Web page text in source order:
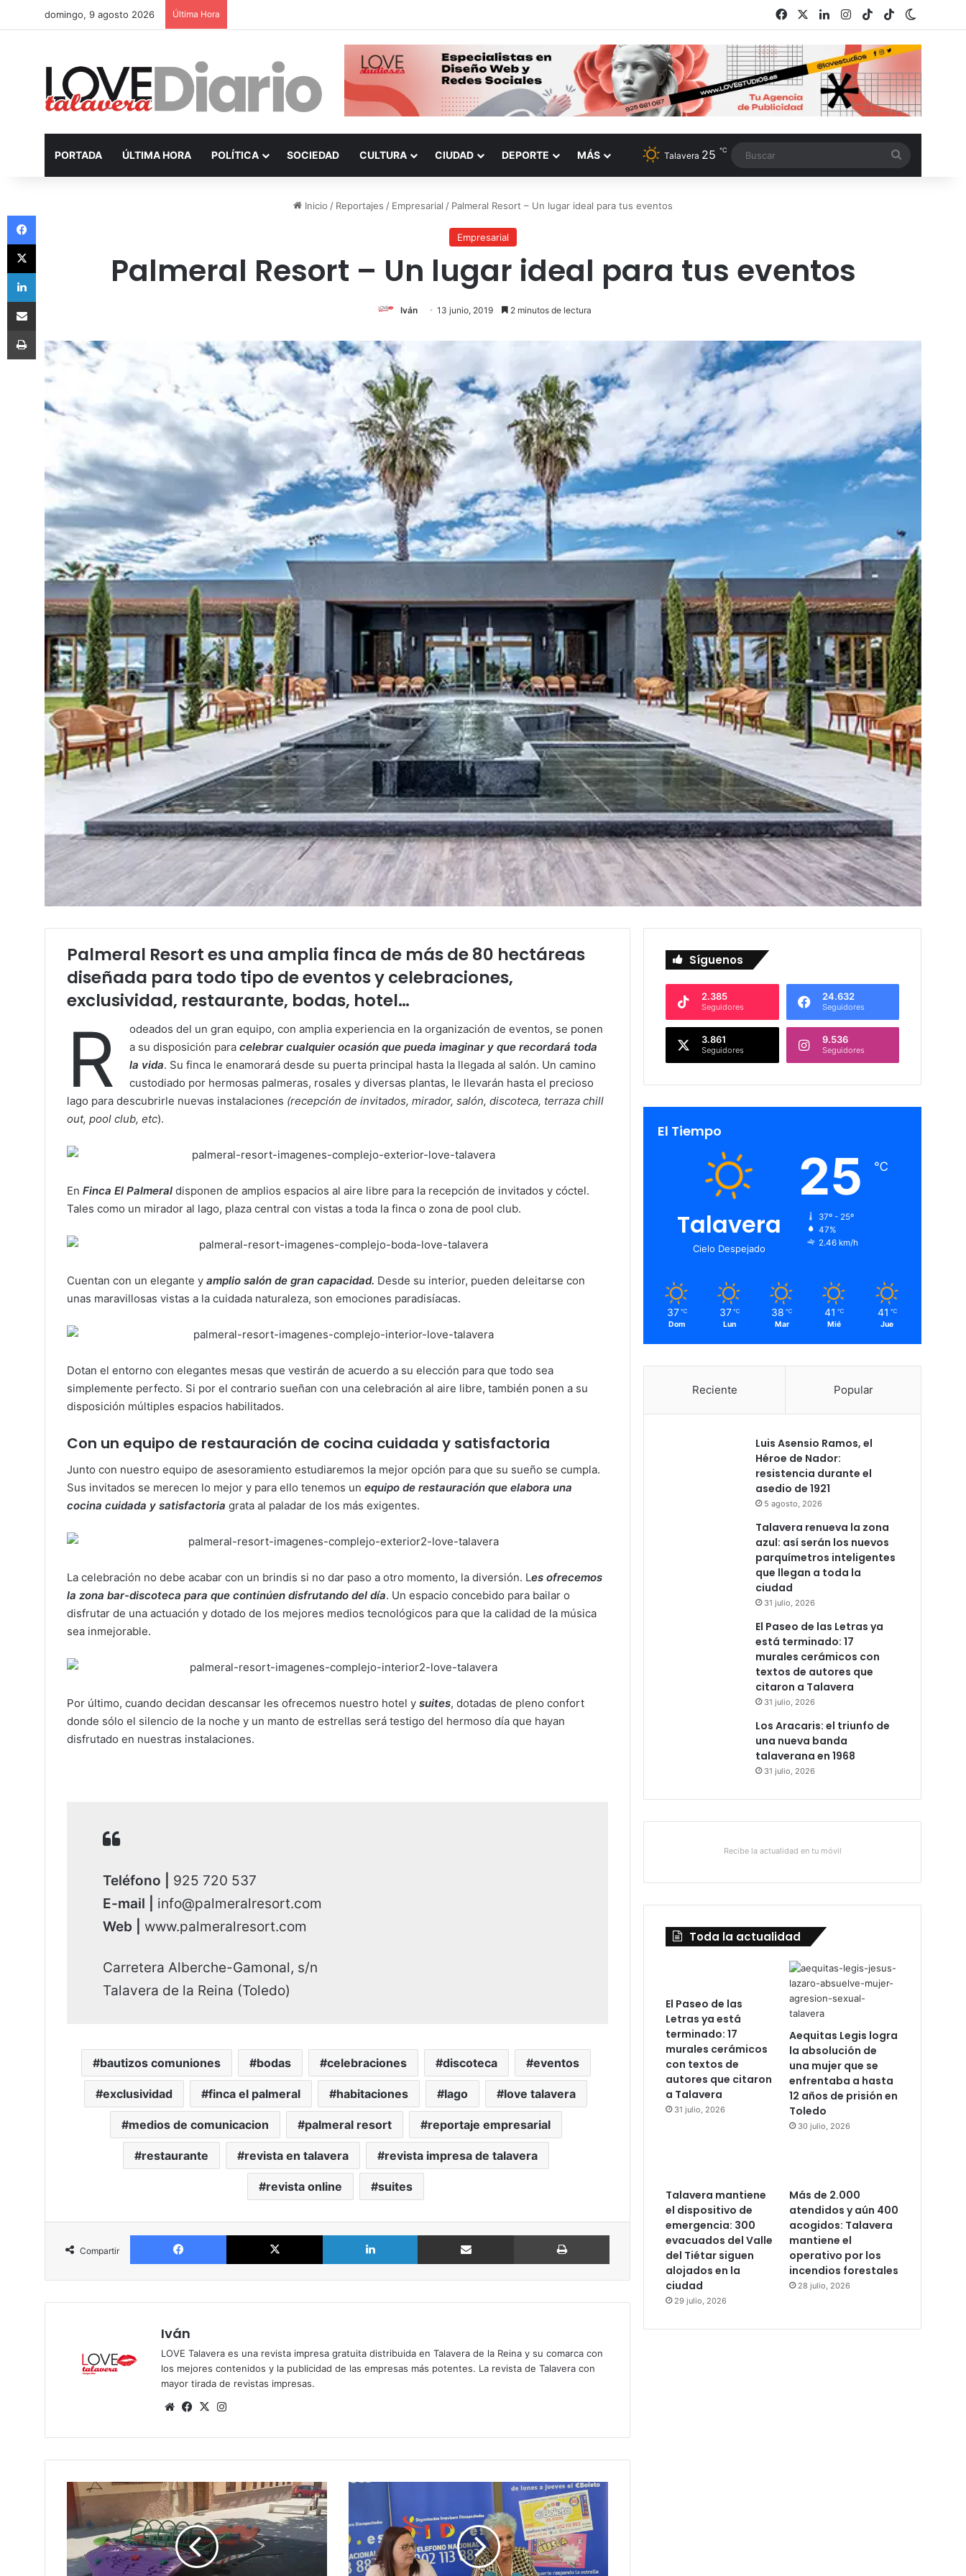
domingo, 9 agosto 2026 Última Hora Facebook LinkedInInstagram
TikTokRSS
PORTADA ÚLTIMA HORA POLÍTICA SOCIEDAD CULTURA CIUDAD DEPORTE MÁS Talavera 25 ℃
Inicio / Reportajes / Empresarial / Palmeral Resort – Un lugar ideal para tus eventos
Empresarial
Palmeral Resort – Un lugar ideal para tus eventos
Iván 13 junio, 2019 2 minutos de lectura
Palmeral Resort es una amplia finca de más de 80 hectáreas
diseñada para todo tipo de eventos y celebraciones,
exclusividad, restaurante, bodas, hotel…
R
odeados del un gran equipo, con amplia experiencia en la organización de eventos, se ponen
a su disposición para celebrar cualquier ocasión que pueda imaginar y que recordará toda
la vida. Su finca le enamorará desde su puerta principal hasta la llegada al salón. Un camino
custodiado por hermosas palmeras, rosales y diversas plantas, le llevarán hasta el precioso
lago para descubrirle nuevas instalaciones (recepción de invitados, mirador, salón, discoteca, terraza chill
out, pool club, etc).
En Finca El Palmeral disponen de amplios espacios al aire libre para la recepción de invitados y cóctel.
Tales como un mirador al lago, plaza central con vistas a toda la finca o zona de pool club.
Cuentan con un elegante y amplio salón de gran capacidad. Desde su interior, pueden deleitarse con
unas maravillosas vistas a la cuidada naturaleza, son emociones paradisíacas.
Dotan el entorno con elegantes mesas que vestirán de acuerdo a su elección para que todo sea
simplemente perfecto. Si por el contrario sueñan con una celebración al aire libre, también ponen a su
disposición múltiples espacios habilitados.
Con un equipo de restauración de cocina cuidada y satisfactoria
Junto con nuestro equipo de asesoramiento estudiaremos la mejor opción para que su sueño se cumpla.
Sus invitados se merecen lo mejor y para ello tenemos un equipo de restauración que elabora una
cocina cuidada y satisfactoria grata al paladar de los más exigentes.
La celebración no debe acabar con un brindis si no dar paso a otro momento, la diversión. Les ofrecemos
la zona bar-discoteca para que continúen disfrutando del día. Un espacio concebido para bailar o
disfrutar de una actuación y dotado de los mejores medios tecnológicos para que la calidad de la música
sea inmejorable.
Por último, cuando decidan descansar les ofrecemos nuestro hotel y suites, dotadas de pleno confort
donde sólo el silencio de la noche y un manto de estrellas será testigo del hermoso día que hayan
disfrutado en nuestras instalaciones.
Teléfono |
925 720 537
E-mail |
info@palmeralresort.com
Web |
www.palmeralresort.com
Carretera Alberche-Gamonal, s/n
Talavera de la Reina (Toledo)
bautizos comuniones bodas celebraciones discoteca eventos
exclusividad finca el palmeral habitaciones lago love talavera
medios de comunicacion palmeral resort reportaje empresarial
restaurante revista en talavera revista impresa de talavera
revista online suites
Compartir
Facebook X LinkedIn Compartir por Email
Iván
LOVE Talavera es una revista impresa gratuita distribuida en Talavera de la Reina y su comarca con
los mejores contenidos y la publicidad de las empresas más potentes. La revista de Talavera con
mayor tirada de revistas impresas.
Siti
we
b
Fa
bo
ok
X
ra
m
c
n
I
h
Síguenos
2.385
Seguidores
24.632
Seguidores
3.861
Seguidores
9.536
Seguidores
El Tiempo
Talavera
Cielo Despejado
25 ℃
37º - 25º
47%
2.46 km/h
37 ℃
Dom
37 ℃
Lun
38 ℃
Mar
41 ℃
Mié
41 ℃
Jue
Reciente Popular
Luis Asensio Ramos, el
Héroe de Nador:
resistencia durante el
asedio de 1921
5 agosto, 2026
Talavera renueva la zona
azul: así serán los nuevos
parquímetros inteligentes
que llegan a toda la
ciudad
31 julio, 2026
El Paseo de las Letras ya
está terminado: 17
murales cerámicos con
textos de autores que
citaron a Talavera
31 julio, 2026
Los Aracaris: el triunfo de
una nueva banda
talaverana en 1968
31 julio, 2026
Recibe la actualidad en tu móvil
Toda la actualidad
El Paseo de las
Letras ya está
terminado: 17
murales cerámicos
con textos de
autores que citaron
a Talavera
31 julio, 2026
Aequitas Legis logra
la absolución de
una mujer que se
enfrentaba a hasta
12 años de prisión en
Toledo
30 julio, 2026
Talavera mantiene
el dispositivo de
emergencia: 300
evacuados del Valle
del Tiétar siguen
alojados en la
ciudad
29 julio, 2026
Más de 2.000
atendidos y aún 400
acogidos: Talavera
mantiene el
operativo por los
incendios forestales
28 julio, 2026